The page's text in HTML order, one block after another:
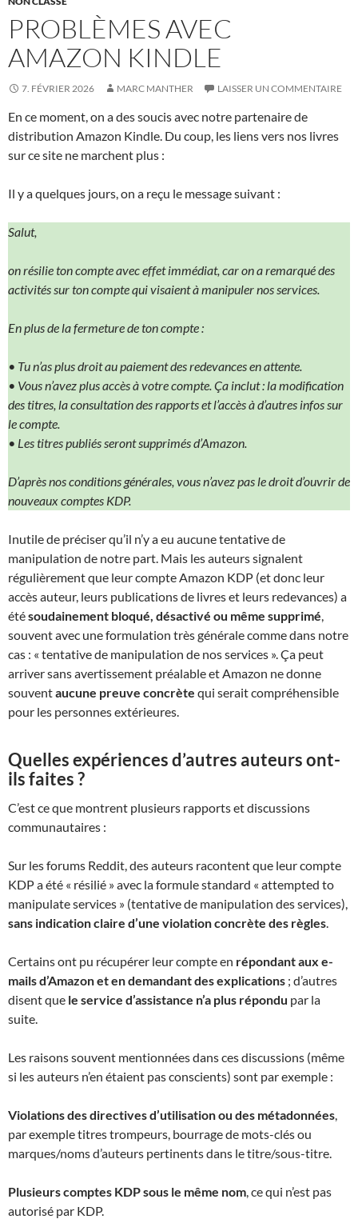
PROBLÈMES AVEC
AMAZON KINDLE
7. FÉVRIER 2026 MARC MANTHER LAISSER UN COMMENTAIRE
En ce moment, on a des soucis avec notre partenaire de
distribution Amazon Kindle. Du coup, les liens vers nos livres
sur ce site ne marchent plus :
Il y a quelques jours, on a reçu le message suivant :
Salut,
on résilie ton compte avec effet immédiat, car on a remarqué des
activités sur ton compte qui visaient à manipuler nos services.
En plus de la fermeture de ton compte :
• Tu n’as plus droit au paiement des redevances en attente.
• Vous n’avez plus accès à votre compte. Ça inclut : la modification
des titres, la consultation des rapports et l’accès à d’autres infos sur
le compte.
• Les titres publiés seront supprimés d’Amazon.
D’après nos conditions générales, vous n’avez pas le droit d’ouvrir de
nouveaux comptes KDP.
Inutile de préciser qu’il n’y a eu aucune tentative de
manipulation de notre part. Mais les auteurs signalent
régulièrement que leur compte Amazon KDP (et donc leur
accès auteur, leurs publications de livres et leurs redevances) a
étésoudainement bloqué, désactivé ou même supprimé,
souvent avec une formulation très générale comme dans notre
cas : « tentative de manipulation de nos services ». Ça peut
arriver sans avertissement préalable et Amazon ne donne
souventaucune preuve concrète qui serait compréhensible
pour les personnes extérieures.
Quelles expériences d’autres auteurs ont-
ils faites ?
C’est ce que montrent plusieurs rapports et discussions
communautaires :
Sur les forums Reddit, des auteurs racontent que leur compte
KDP a été « résilié » avec la formule standard « attempted to
manipulate services » (tentative de manipulation des services),
sans indication claire d’une violation concrète des règles.
Certains ont pu récupérer leur compte en répondant aux e-
mails d’Amazon et en demandant des explications ; d’autres
disent que le service d’assistance n’a plus répondu par la
suite.
Les raisons souvent mentionnées dans ces discussions (même
si les auteurs n’en étaient pas conscients) sont par exemple :
Violations des directives d’utilisation ou des métadonnées,
par exemple titres trompeurs, bourrage de mots-clés ou
marques/noms d’auteurs pertinents dans le titre/sous-titre.
Plusieurs comptes KDP sous le même nom, ce qui n’est pas
autorisé par KDP.